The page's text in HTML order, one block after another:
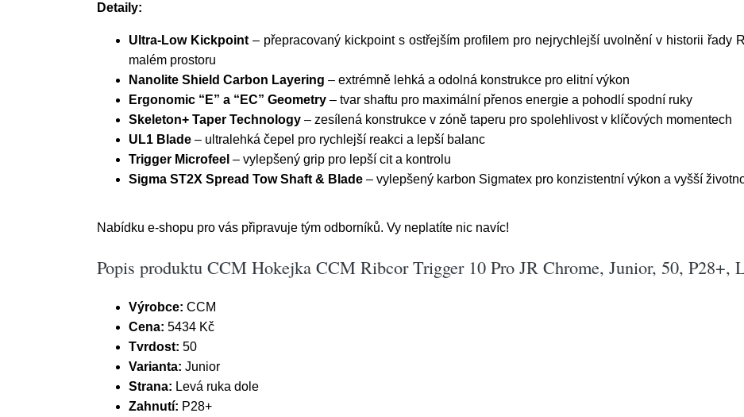
Detaily:
Ultra-Low Kickpoint – přepracovaný kickpoint s ostřejším profilem pro nejrychlejší uvolnění v historii řady
malém prostoru
Nanolite Shield Carbon Layering – extrémně lehká a odolná konstrukce pro elitní výkon
Ergonomic “E” a “EC” Geometry – tvar shaftu pro maximální přenos energie a pohodlí spodní ruky
Skeleton+ Taper Technology – zesílená konstrukce v zóně taperu pro spolehlivost v klíčových momentech
UL1 Blade – ultralehká čepel pro rychlejší reakci a lepší balanc
Trigger Microfeel – vylepšený grip pro lepší cit a kontrolu
Sigma ST2X Spread Tow Shaft & Blade – vylepšený karbon Sigmatex pro konzistentní výkon a vyšší
Nabídku e-shopu pro vás připravuje tým odborníků. Vy neplatíte nic navíc!
Popis produktu CCM Hokejka CCM Ribcor Trigger 10 Pro JR Chrome, Junior, 50, P28+,
Výrobce: CCM
Cena: 5434 Kč
Tvrdost: 50
Varianta: Junior
Strana: Levá ruka dole
Zahnutí: P28+